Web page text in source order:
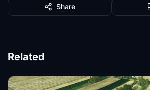
Share
Related